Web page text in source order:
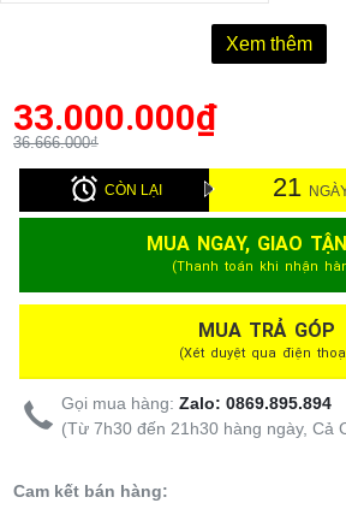
Xem thêm
33.000.000₫
36.666.000₫
CÒN LẠI 21
MUA NGAY, GIAO
(Thanh toán khi nhận
MUA TRẢ GÓP
(Xét duyệt qua điện
Gọi mua hàng: Zalo: 0869.895.894
(Từ 7h30 đến 21h30 hàng ngày, Cả
Cam kết bán hàng: